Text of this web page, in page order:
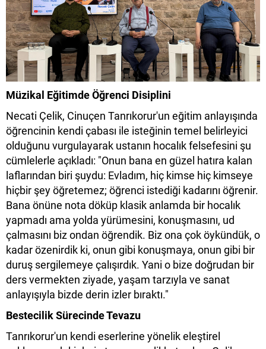
Müzikal Eğitimde Öğrenci Disiplini
Necati Çelik, Cinuçen Tanrıkorur'un eğitim anlayışında
öğrencinin kendi çabası ile isteğinin temel belirleyici
olduğunu vurgulayarak ustanın hocalık felsefesini şu
cümlelerle açıkladı: "Onun bana en güzel hatıra kalan
laflarından biri şuydu: Evladım, hiç kimse hiç kimseye
hiçbir şey öğretemez; öğrenci istediği kadarını öğrenir.
Bana önüne nota döküp klasik anlamda bir hocalık
yapmadı ama yolda yürümesini, konuşmasını, ud
çalmasını biz ondan öğrendik. Biz ona çok öykündük, o
kadar özenirdik ki, onun gibi konuşmaya, onun gibi bir
duruş sergilemeye çalışırdık. Yani o bize doğrudan bir
ders vermekten ziyade, yaşam tarzıyla ve sanat
anlayışıyla bizde derin izler bıraktı."
Bestecilik Sürecinde Tevazu
Tanrıkorur'un kendi eserlerine yönelik eleştirel